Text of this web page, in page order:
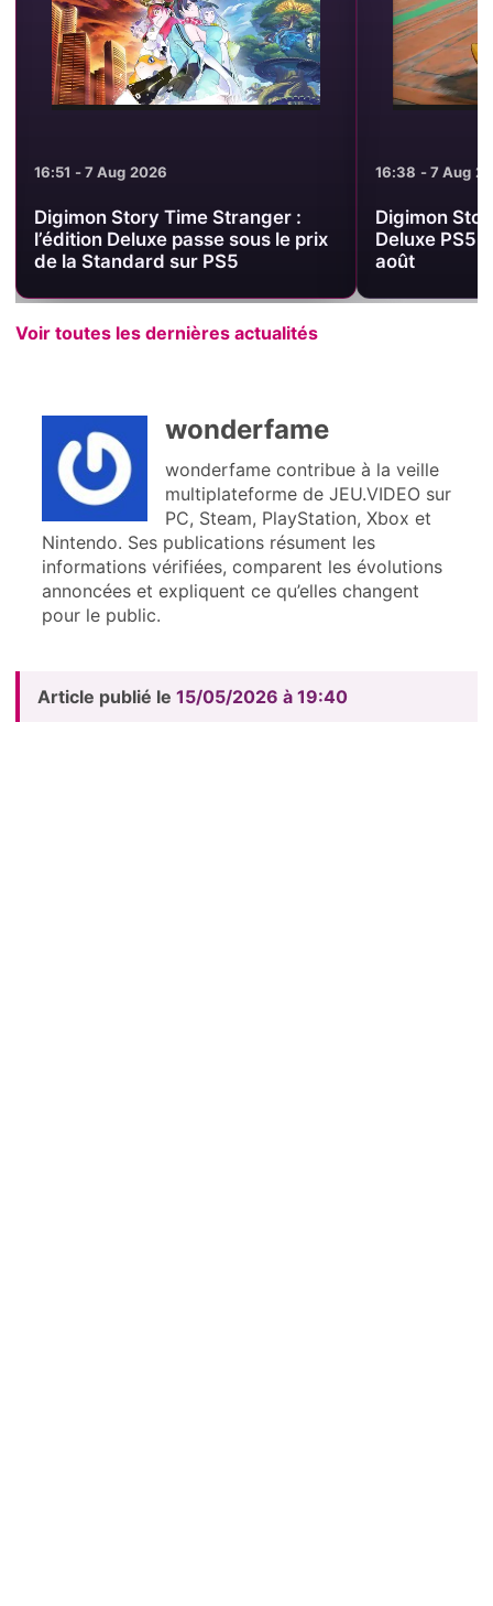
16:51 - 7 Aug 2026
Digimon Story Time Stranger :
l’édition Deluxe passe sous le prix
de la Standard sur PS5
16:38 - 7 Aug
Digimon
Deluxe PS5
août
Voir toutes les dernières actualités
wonderfame
wonderfame contribue à la veille
multiplateforme de JEU.VIDEO sur
PC, Steam, PlayStation, Xbox et
Nintendo. Ses publications résument les
informations vérifiées, comparent les évolutions
annoncées et expliquent ce qu’elles changent
pour le public.
Article publié le 15/05/2026 à 19:40